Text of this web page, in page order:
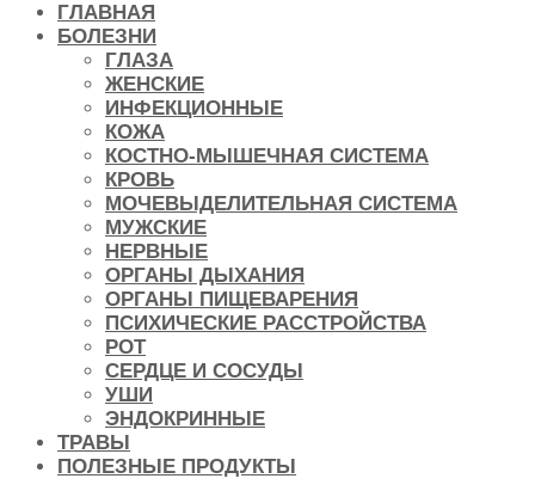
ГЛАВНАЯ
БОЛЕЗНИ
ГЛАЗА
ЖЕНСКИЕ
ИНФЕКЦИОННЫЕ
КОЖА
КОСТНО-МЫШЕЧНАЯ СИСТЕМА
КРОВЬ
МОЧЕВЫДЕЛИТЕЛЬНАЯ СИСТЕМА
МУЖСКИЕ
НЕРВНЫЕ
ОРГАНЫ ДЫХАНИЯ
ОРГАНЫ ПИЩЕВАРЕНИЯ
ПСИХИЧЕСКИЕ РАССТРОЙСТВА
РОТ
СЕРДЦЕ И СОСУДЫ
УШИ
ЭНДОКРИННЫЕ
ТРАВЫ
ПОЛЕЗНЫЕ ПРОДУКТЫ